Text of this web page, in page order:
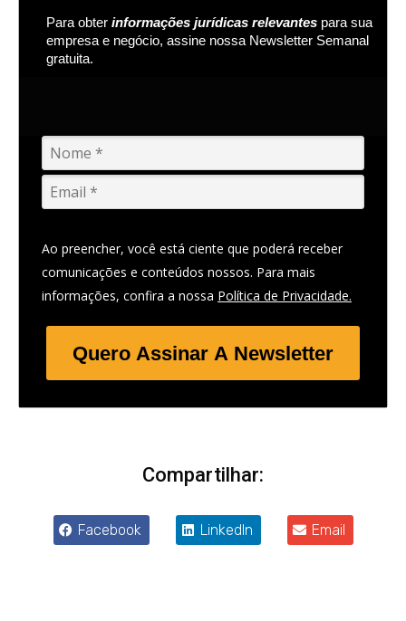
Para obter informações jurídicas relevantes para sua
empresa e negócio, assine nossa Newsletter Semanal
gratuita.
Ao preencher, você está ciente que poderá receber
comunicações e conteúdos nossos. Para mais
informações, confira a nossa Política de Privacidade.
Quero Assinar A Newsletter
Compartilhar:
Facebook LinkedIn Email